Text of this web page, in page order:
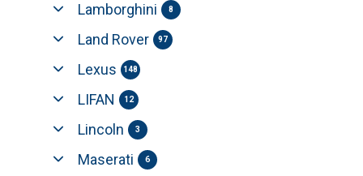
Lamborghini 8
Land Rover 97
Lexus 148
LIFAN 12
Lincoln 3
Maserati 6